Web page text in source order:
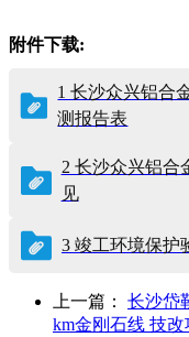
附件下载:
1 长沙众兴铝合
测报告表
2 长沙众兴铝合
见
3 竣工环境保护
上一篇： 长沙岱
km金刚石线 技